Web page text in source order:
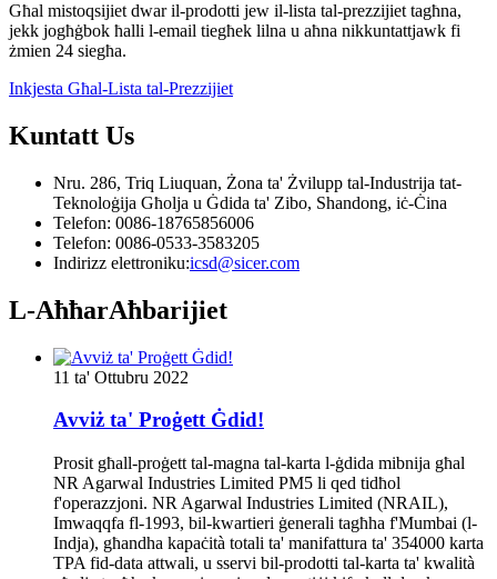
Għal mistoqsijiet dwar il-prodotti jew il-lista tal-prezzijiet tagħna,
jekk jogħġbok ħalli l-email tiegħek lilna u aħna nikkuntattjawk fi
żmien 24 siegħa.
Inkjesta Għal-Lista tal-Prezzijiet
Kuntatt Us
Nru. 286, Triq Liuquan, Żona ta' Żvilupp tal-Industrija tat-
Teknoloġija Għolja u Ġdida ta' Zibo, Shandong, iċ-Ċina
Telefon: 0086-18765856006
Telefon: 0086-0533-3583205
Indirizz elettroniku:icsd@sicer.com
L-AħħarAħbarijiet
11 ta' Ottubru 2022
Avviż ta' Proġett Ġdid!
Prosit għall-proġett tal-magna tal-karta l-ġdida mibnija għal
NR Agarwal Industries Limited PM5 li qed tidħol
f'operazzjoni. NR Agarwal Industries Limited (NRAIL),
Imwaqqfa fl-1993, bil-kwartieri ġenerali tagħha f'Mumbai (l-
Indja), għandha kapaċità totali ta' manifattura ta' 354000 karta
TPA fid-data attwali, u sservi bil-prodotti tal-karta ta' kwalità